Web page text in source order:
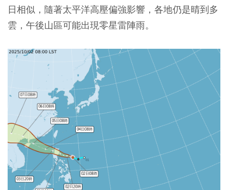
日相似，隨著太平洋高壓偏強影響，各地仍是晴到多
雲，午後山區可能出現零星雷陣雨。